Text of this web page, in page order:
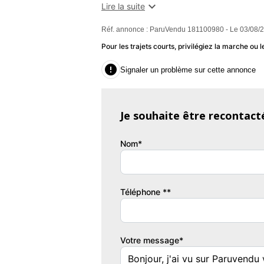
manuelle,Cloison tubulaire
libres Bluetooth,Lampe de
courtoisie conducteur,Miroir de
halogènes,Plancher plastique,Porte-
battantes,Prise 12V,Prise auxiliaire de
Garantie : Spoticar-Premium 12 Mois
Gris Aluminium
Lire la suite 
Réf. annonce : ParuVendu 181100980 - Le 03/08/
Pour les trajets courts, privilégiez la marche ou
 Signaler un problème sur cette annonce
Je souhaite être
Nom*
Téléphone **
Votre message*